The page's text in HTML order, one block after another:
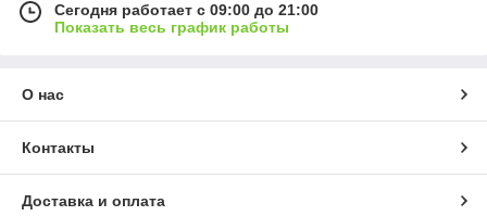
Сегодня работает с 09:00 до 21:00
Показать весь график работы
О нас
Контакты
Доставка и оплата